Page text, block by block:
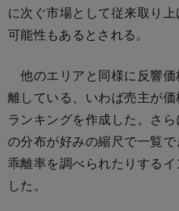
に次ぐ市場として従来取り
可能性もあるとされる。
他のエリアと同様に反響
離している、いわば売主が
ランキングを作成した。さ
の分布が好みの縮尺で一覧
乖離率を調べられたりする
した。